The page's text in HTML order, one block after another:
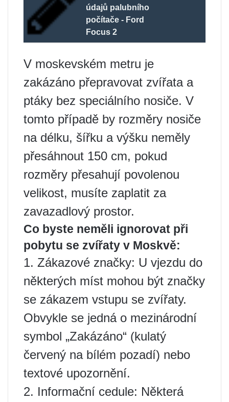
údajů palubního
počítače - Ford
Focus 2
V moskevském metru je
zakázáno přepravovat zvířata a
ptáky bez speciálního nosiče. V
tomto případě by rozměry nosiče
na délku, šířku a výšku neměly
přesáhnout 150 cm, pokud
rozměry přesahují povolenou
velikost, musíte zaplatit za
zavazadlový prostor.
Co byste neměli ignorovat při
pobytu se zvířaty v Moskvě:
1. Zákazové značky: U vjezdu do
některých míst mohou být značky
se zákazem vstupu se zvířaty.
Obvykle se jedná o mezinárodní
symbol „Zakázáno“ (kulatý
červený na bílém pozadí) nebo
textové upozornění.
2. Informační cedule: Některá